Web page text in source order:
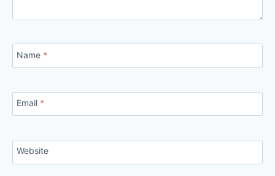
Name *
Email *
Website